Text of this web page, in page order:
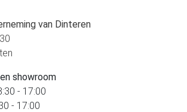
van Dinteren
showroom
- 17:00
- 17:00